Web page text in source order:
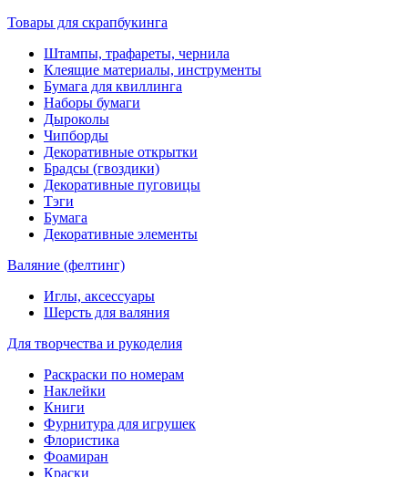
Товары для скрапбукинга
Штампы, трафареты, чернила
Клеящие материалы, инструменты
Бумага для квиллинга
Наборы бумаги
Дыроколы
Чипборды
Декоративные открытки
Брадсы (гвоздики)
Декоративные пуговицы
Тэги
Бумага
Декоративные элементы
Валяние (фелтинг)
Иглы, аксессуары
Шерсть для валяния
Для творчества и рукоделия
Раскраски по номерам
Наклейки
Книги
Фурнитура для игрушек
Флористика
Фоамиран
Краски